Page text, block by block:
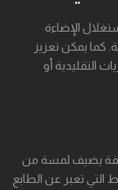
الإضاءة
كما يمكن تعزيز
التقليدية أو
يضيف لمسة من
التي تعبر عن الطابع